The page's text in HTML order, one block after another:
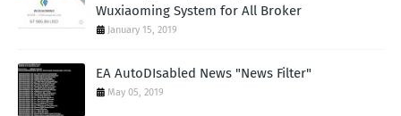
Wuxiaoming System for All Broker
January 15, 2019
EA AutoDIsabled News "News Filter"
May 05, 2019